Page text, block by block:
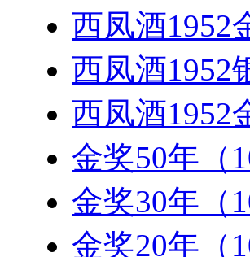
西凤酒1952
西凤酒1952
西凤酒1952
金奖50年（
金奖30年（
金奖20年（